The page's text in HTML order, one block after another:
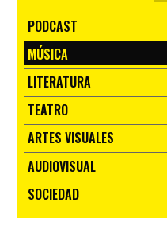
PODCAST
MÚSICA
LITERATURA
TEATRO
ARTES VISUALES
AUDIOVISUAL
SOCIEDAD